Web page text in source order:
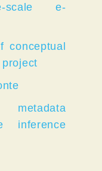
scale e-
conceptual
inference